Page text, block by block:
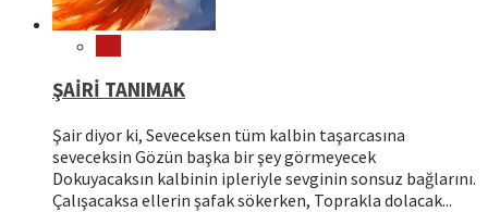
ŞAİRİ TANIMAK
Şair diyor ki, Seveceksen tüm kalbin taşarcasına
seveceksin Gözün başka bir şey görmeyecek
Dokuyacaksın kalbinin ipleriyle sevginin sonsuz bağlarını.
Çalışacaksa ellerin şafak sökerken, Toprakla dolacak...